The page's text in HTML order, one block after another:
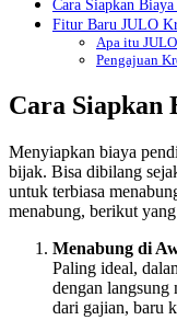
Cara Siapkan
Fitur Baru JULO
Apa itu
Pengajuan
Cara Siapkan
Menyiapkan biaya
bijak. Bisa dibilang
untuk terbiasa
menabung, berikut
Menabung di
Paling ideal,
dengan
dari gajian, baru